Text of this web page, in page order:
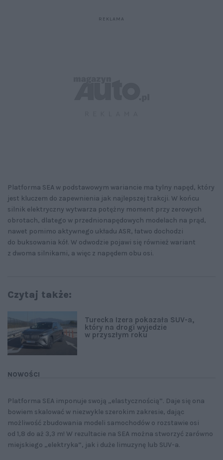
Platforma SEA w podstawowym wariancie ma tylny napęd, który
jest kluczem do zapewnienia jak najlepszej trakcji. W końcu
silnik elektryczny wytwarza potężny moment przy zerowych
obrotach, dlatego w przednionapędowych modelach na prąd,
nawet pomimo aktywnego układu ASR, łatwo dochodzi
do buksowania kół. W odwodzie pojawi się również wariant
z dwoma silnikami, a więc z napędem obu osi.
Czytaj także:
NOWOŚCI
Turecka Izera pokazała SUV-a,
który na drogi wyjedzie
w przyszłym roku
Platforma SEA imponuje swoją „elastycznością”. Daje się ona
bowiem skalować w niezwykle szerokim zakresie, dając
możliwość zbudowania modeli samochodów o rozstawie osi
od 1,8 do aż 3,3 m! W rezultacie na SEA można stworzyć zarówno
miejskiego „elektryka”, jak i duże limuzynę lub SUV-a.